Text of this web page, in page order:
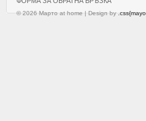
© 2026 Марто at home | Design by